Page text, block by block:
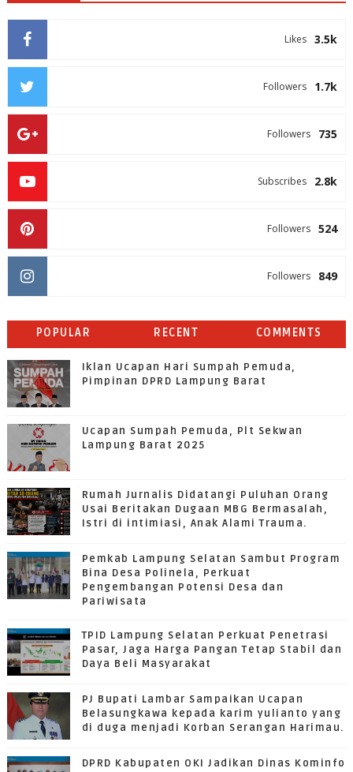
3.5k
Likes
1.7k
Followers
735
Followers
2.8k
Subscribes
524
Followers
849
Followers
POPULAR RECENT COMMENTS
Iklan Ucapan Hari Sumpah Pemuda,
Pimpinan DPRD Lampung Barat
Ucapan Sumpah Pemuda, Plt Sekwan
Lampung Barat 2025
Rumah Jurnalis Didatangi Puluhan Orang
Usai Beritakan Dugaan MBG Bermasalah,
Istri di intimiasi, Anak Alami Trauma.
Pemkab Lampung Selatan Sambut Program
Bina Desa Polinela, Perkuat
Pengembangan Potensi Desa dan
Pariwisata
TPID Lampung Selatan Perkuat Penetrasi
Pasar, Jaga Harga Pangan Tetap Stabil dan
Daya Beli Masyarakat
PJ Bupati Lambar Sampaikan Ucapan
Belasungkawa kepada karim yulianto yang
di duga menjadi Korban Serangan Harimau.
DPRD Kabupaten OKI Jadikan Dinas Kominfo